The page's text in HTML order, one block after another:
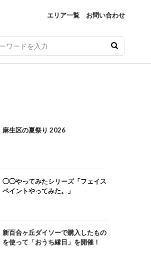
エリア一覧 お問い合わせ
麻生区の夏祭り 2026
◯◯やってみたシリーズ「フェイス
ペイントやってみた。」
新百合ヶ丘ダイソーで購入したもの
を使って「おうち縁日」を開催！